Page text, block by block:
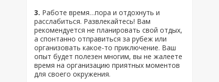
3. Работе время…пора и отдохнуть и
расслабиться. Развлекайтесь! Вам
рекомендуется не планировать свой отдых,
а спонтанно отправиться за рубеж или
организовать какое-то приключение. Ваш
опыт будет полезен многим, вы не жалеете
время на организацию приятных моментов
для своего окружения.